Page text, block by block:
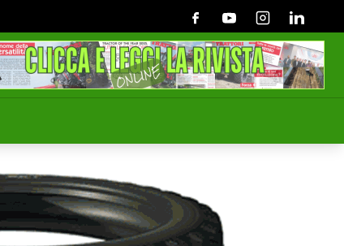
FacebookYoutubeInstagramLinkedin